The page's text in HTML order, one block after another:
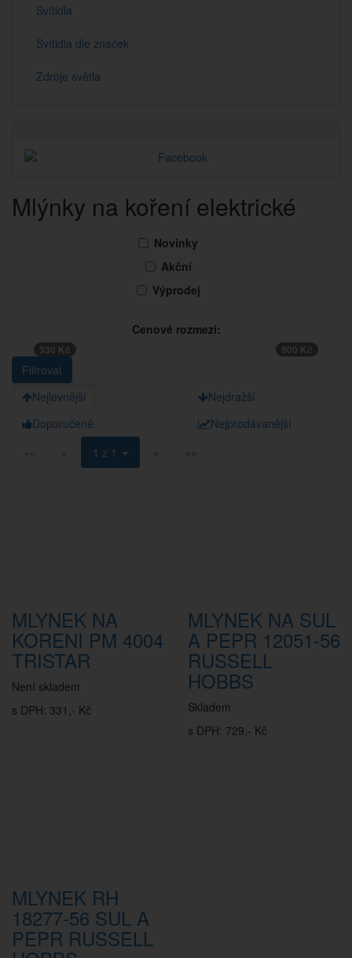
Svítidla
Svítidla dle značek
Zdroje světla
Mlýnky na koření elektrické
Novinky
Akční
Výprodej
Cenové rozmezí:
330 Kč 900 Kč
Nejlevnější
Nejdražší
Doporučené
Nejprodávanější
««
« 1 z 1 » »»
MLYNEK NA
KORENI PM 4004
TRISTAR
Není skladem
s DPH: 331,- Kč
MLYNEK NA SUL
A PEPR 12051-56
RUSSELL
HOBBS
Skladem
s DPH: 729,- Kč
MLYNEK RH
18277-56 SUL A
PEPR RUSSELL